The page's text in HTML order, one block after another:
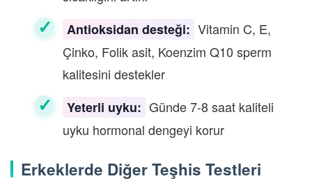
Antioksidan desteği: Vitamin C, E,
Çinko, Folik asit, Koenzim Q10 sperm
kalitesini destekler
Yeterli uyku: Günde 7-8 saat kaliteli
uyku hormonal dengeyi korur
Erkeklerde Diğer Teşhis Testleri